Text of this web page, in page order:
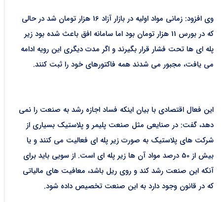
وی افزود: زمانی مواد اولیه در بازار آزاد 16 هزار تومان شد در حالی
که در بورس 11 هزار تومان بود اما سامانه افق باعث شده بود زیر
پله ای ها تحت فشار قرار بگیرند و اگر مدت دیگری این رویه ادامه
می یافت، مجبور می شدند همه فاکتورهای خود را ثبت کنند.
این فعال اقتصادی با بیان اینکه فساد اجازه رشد به صنعت را نمی
دهد، گفت: در صنایعی مثل صنعت پلیمر و پلاستیک بسیاری از
شرکت های پلاستیک به صورت زیر پله ای فعالیت می کنند و یا
بیش از 50 درصد مواد آن ها زیر پله ای است. از سویی باید برای
آنکه این صنعت رشد کند و روی ریل باشد، معافیت های مالیاتی
که در قانون وجود دارد به این صنعت تخصیص داده شود.